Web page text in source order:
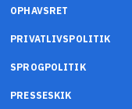
OPHAVSRET
PRIVATLIVSPOLITIK
SPROGPOLITIK
PRESSESKIK